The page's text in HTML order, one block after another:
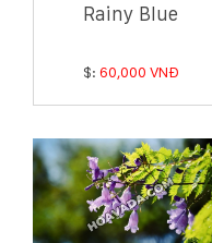
Rainy Blue
$: 60,000 VNĐ